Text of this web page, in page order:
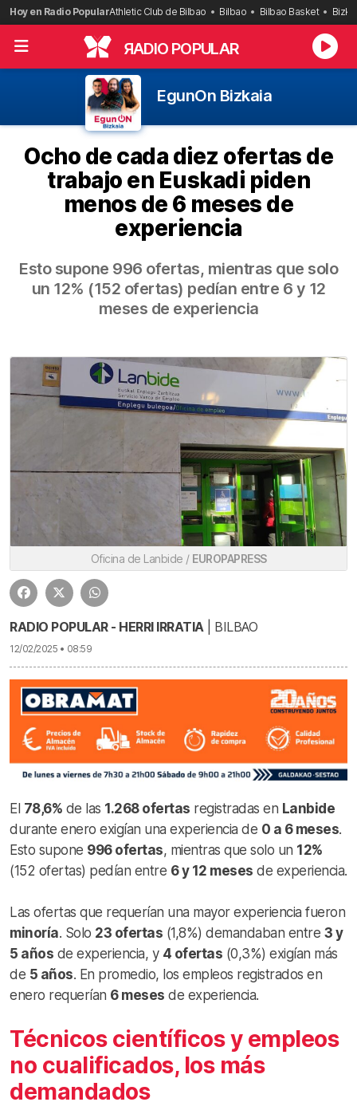
Saltar
al
contenido
Hoy en Radio PopularAthletic Club de Bilbao Bilbao Bilbao Basket
RADIO POPULAR
EgunOn Bizkaia
Ocho de cada diez ofertas de
trabajo en Euskadi piden
menos de 6 meses de
experiencia
Esto supone 996 ofertas, mientras que solo
un 12% (152 ofertas) pedían entre 6 y 12
meses de experiencia
Oficina de Lanbide / EUROPAPRESS
RADIO POPULAR - HERRI IRRATIA| BILBAO
12/02/2025 • 08:59
El 78,6% de las 1.268 ofertas registradas en Lanbide
durante enero exigían una experiencia de 0 a 6 meses.
Esto supone 996 ofertas, mientras que solo un 12%
(152 ofertas) pedían entre 6 y 12 meses de experiencia.
Las ofertas que requerían una mayor experiencia fueron
minoría. Solo 23 ofertas (1,8%) demandaban entre 3 y
5 años de experiencia, y 4 ofertas (0,3%) exigían más
de 5 años. En promedio, los empleos registrados en
enero requerían 6 meses de experiencia.
Técnicos científicos y empleos
no cualificados, los más
demandados